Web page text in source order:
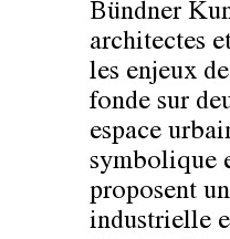
Bündner
architectes
les enjeux
fonde sur
espace
symbolique
proposent
industrielle